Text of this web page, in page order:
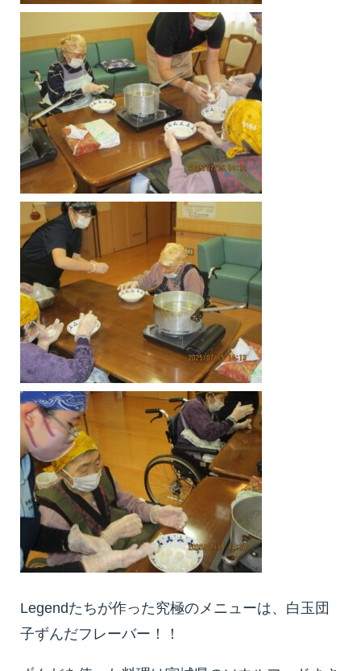
Legendたちが作った究極のメニューは、白玉団
子ずんだフレーバー！！